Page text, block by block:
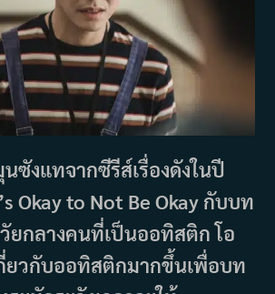
ซังแทจากซีรีส์เรื่องดังในปี
Okay to Not Be Okay กับบท
ยกลางคนที่เป็นออทิสติก โอ
ยวกับออทิสติกมากขึ้นเพื่อบท